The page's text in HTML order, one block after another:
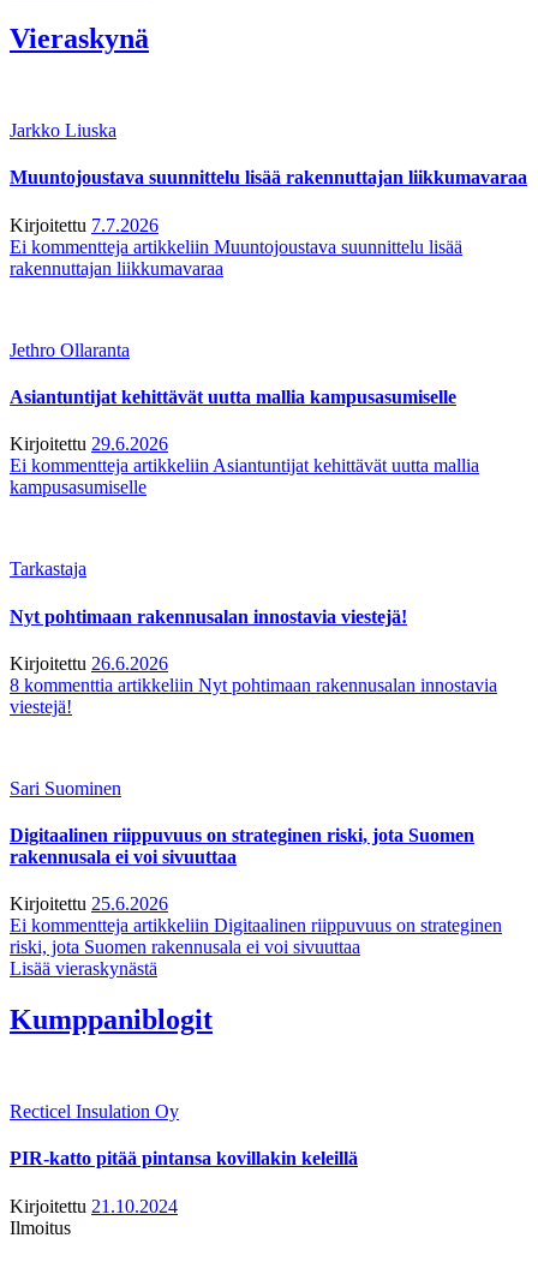
Vieraskynä
Jarkko Liuska
Muuntojoustava suunnittelu lisää rakennuttajan liikkumavaraa
Kirjoitettu 7.7.2026
Ei kommentteja artikkeliin Muuntojoustava suunnittelu lisää
rakennuttajan liikkumavaraa
Jethro Ollaranta
Asiantuntijat kehittävät uutta mallia kampusasumiselle
Kirjoitettu 29.6.2026
Ei kommentteja artikkeliin Asiantuntijat kehittävät uutta mallia
kampusasumiselle
Tarkastaja
Nyt pohtimaan rakennusalan innostavia viestejä!
Kirjoitettu 26.6.2026
8 kommenttia artikkeliin Nyt pohtimaan rakennusalan innostavia
viestejä!
Sari Suominen
Digitaalinen riippuvuus on strateginen riski, jota Suomen
rakennusala ei voi sivuuttaa
Kirjoitettu 25.6.2026
Ei kommentteja artikkeliin Digitaalinen riippuvuus on strateginen
riski, jota Suomen rakennusala ei voi sivuuttaa
Lisää vieraskynästä
Kumppaniblogit
Recticel Insulation Oy
PIR-katto pitää pintansa kovillakin keleillä
Kirjoitettu 21.10.2024
Ilmoitus